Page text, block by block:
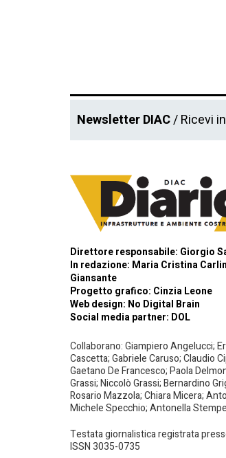
Newsletter DIAC/ Ricevi
Direttore responsabile: Giorgio
In redazione: Maria Cristina
Giansante
Progetto grafico: Cinzia Leone
Web design: No Digital Brain
Social media partner: DOL
Collaborano: Giampiero Angelucci;
Cascetta; Gabriele Caruso; Claudio
Gaetano De Francesco; Paola
Grassi; Niccolò Grassi; Bernardino
Rosario Mazzola; Chiara Micera;
Michele Specchio; Antonella
Testata giornalistica registrata
ISSN 3035-0735